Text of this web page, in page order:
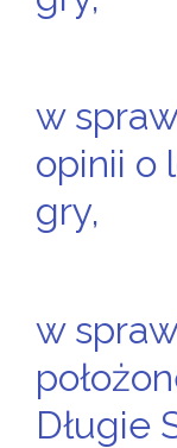
w
opinii o
gry,
w
Długie